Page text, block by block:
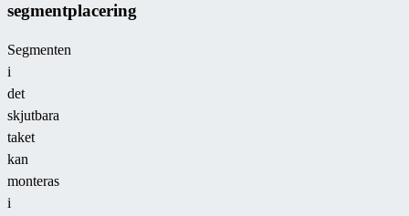
segmentplacering
Segmenten
i
det
skjutbara
taket
kan
monteras
i